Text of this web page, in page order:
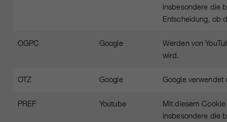
insbesondere die
Entscheidung, ob
OGPC Google
Werden von
wird.
OTZ Google Google verwendet
PREF Youtube
Mit diesem
insbesondere die